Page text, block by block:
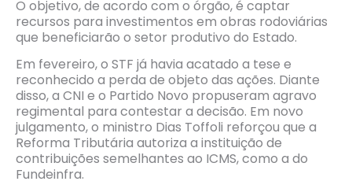
O objetivo, de acordo com o órgão, é captar
recursos para investimentos em obras rodoviárias
que beneficiarão o setor produtivo do Estado.
Em fevereiro, o STF já havia acatado a tese e
reconhecido a perda de objeto das ações. Diante
disso, a CNI e o Partido Novo propuseram agravo
regimental para contestar a decisão. Em novo
julgamento, o ministro Dias Toffoli reforçou que a
Reforma Tributária autoriza a instituição de
contribuições semelhantes ao ICMS, como a do
Fundeinfra.